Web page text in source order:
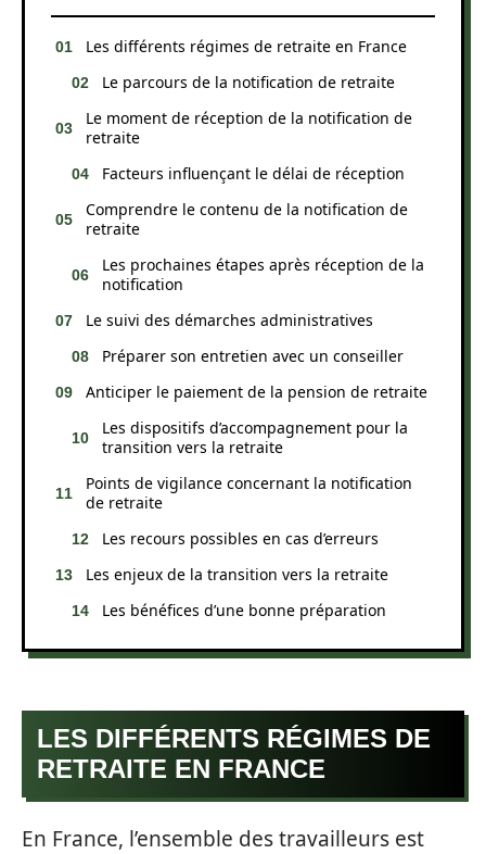
Les différents régimes de retraite en France
Le parcours de la notification de retraite
Le moment de réception de la notification de
retraite
Facteurs influençant le délai de réception
Comprendre le contenu de la notification de
retraite
Les prochaines étapes après réception de la
notification
Le suivi des démarches administratives
Préparer son entretien avec un conseiller
Anticiper le paiement de la pension de retraite
Les dispositifs d’accompagnement pour la
transition vers la retraite
Points de vigilance concernant la notification
de retraite
Les recours possibles en cas d’erreurs
Les enjeux de la transition vers la retraite
Les bénéfices d’une bonne préparation
LES DIFFÉRENTS RÉGIMES DE
RETRAITE EN FRANCE
En France, l’ensemble des travailleurs est